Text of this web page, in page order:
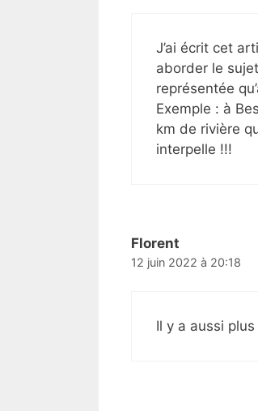
J’ai écrit cet
aborder le
représentée
Exemple : à
km de rivière
interpelle !!!
Florent
12 juin 2022 à 20:18
Il y a aussi